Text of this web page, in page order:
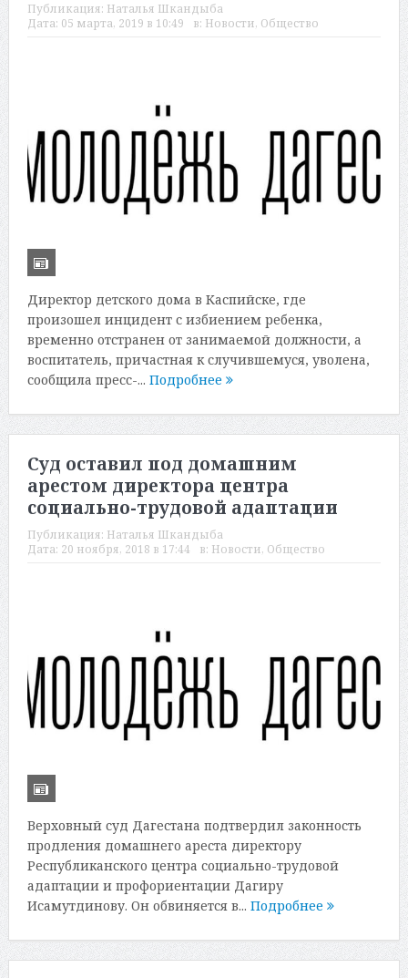
Публикация: Наталья Шкандыба
Дата: 05 марта, 2019 в 10:49 в: Новости, Общество
Директор детского дома в Каспийске, где
произошел инцидент с избиением ребенка,
временно отстранен от занимаемой должности, а
воспитатель, причастная к случившемуся, уволена,
сообщила пресс-... Подробнее
Суд оставил под домашним
арестом директора центра
социально-трудовой адаптации
Публикация: Наталья Шкандыба
Дата: 20 ноября, 2018 в 17:44 в: Новости, Общество
Верховный суд Дагестана подтвердил законность
продления домашнего ареста директору
Республиканского центра социально-трудовой
адаптации и профориентации Дагиру
Исамутдинову. Он обвиняется в... Подробнее